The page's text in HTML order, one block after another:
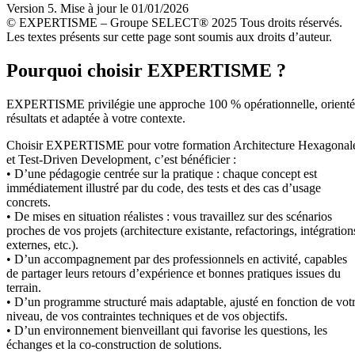
Version 5. Mise à jour le 01/01/2026
© EXPERTISME – Groupe SELECT® 2025 Tous droits réservés.
Les textes présents sur cette page sont soumis aux droits d’auteur.
Pourquoi choisir EXPERTISME ?
EXPERTISME privilégie une approche 100 % opérationnelle,
résultats et adaptée à votre contexte.
Choisir EXPERTISME pour votre formation Architecture
et Test-Driven Development, c’est bénéficier :
• D’une pédagogie centrée sur la pratique : chaque concept est
immédiatement illustré par du code, des tests et des cas d’usage
concrets.
• De mises en situation réalistes : vous travaillez sur des scénarios
proches de vos projets (architecture existante, refactorings,
externes, etc.).
• D’un accompagnement par des professionnels en activité, capables
de partager leurs retours d’expérience et bonnes pratiques issues du
terrain.
• D’un programme structuré mais adaptable, ajusté en fonction de
niveau, de vos contraintes techniques et de vos objectifs.
• D’un environnement bienveillant qui favorise les questions, les
échanges et la co-construction de solutions.